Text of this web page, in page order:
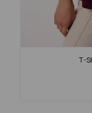
T-